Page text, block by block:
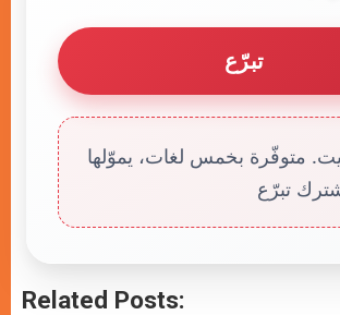
تبرّع
متوفّرة بخمس لغات، يموّلها
تبرّع
Related Posts: